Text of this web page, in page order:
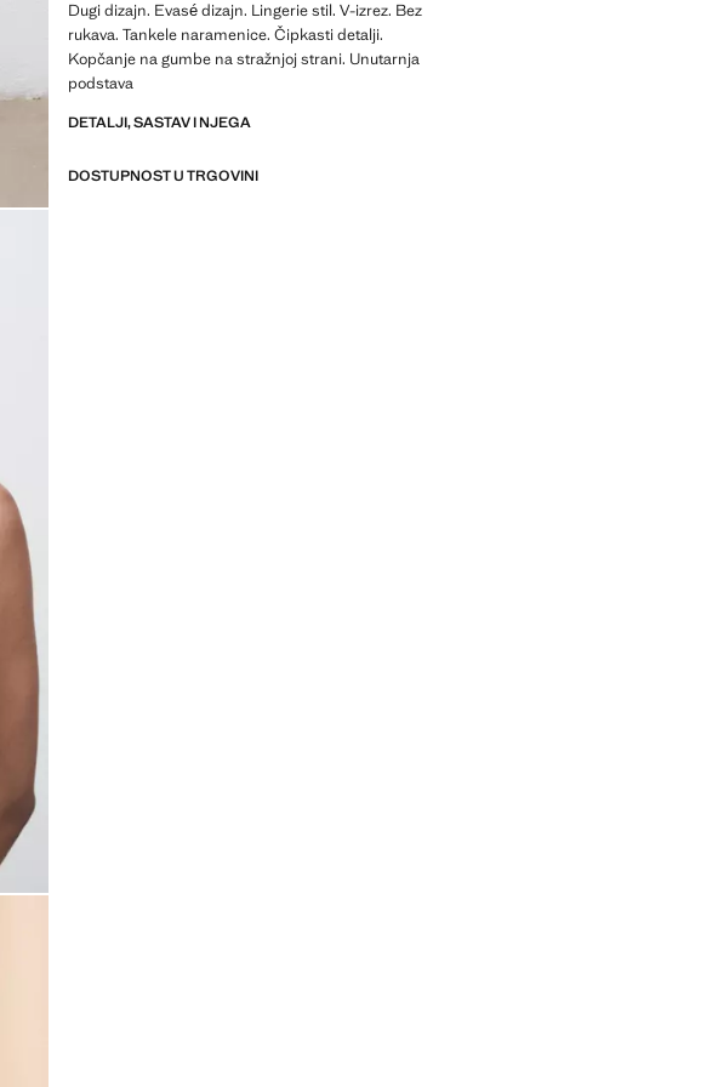
Dugi dizajn. Evasé dizajn. Lingerie stil. V-izrez. Bez
rukava. Tankele naramenice. Čipkasti detalji.
Kopčanje na gumbe na stražnjoj strani. Unutarnja
podstava
DETALJI, SASTAV I NJEGA
DOSTUPNOST U TRGOVINI